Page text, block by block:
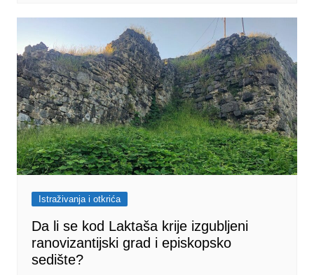
Istraživanja i otkrića
Da li se kod Laktaša krije izgubljeni
ranovizantijski grad i episkopsko
sedište?